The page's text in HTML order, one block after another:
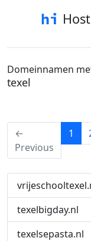
Domeinnamen
texel
←
Previous
1
texelbigday.nl
texelsepasta.nl